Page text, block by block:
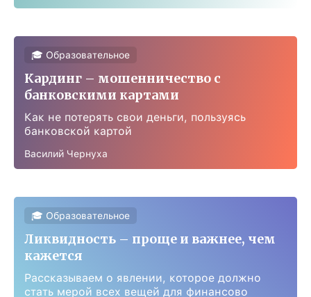
🎓 Образовательное
Кардинг – мошенничество с
банковскими картами
Как не потерять свои деньги, пользуясь
банковской картой
Василий Чернуха
🎓 Образовательное
Ликвидность – проще и важнее, чем
кажется
Рассказываем о явлении, которое должно
стать мерой всех вещей для финансово